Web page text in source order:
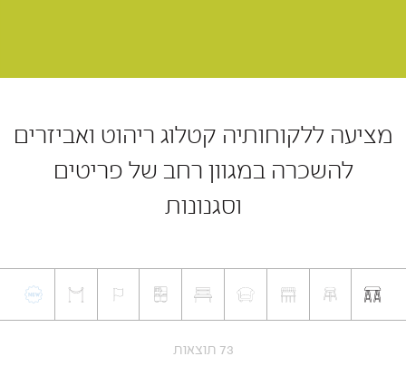
מציעה ללקוחותיה קטלוג ריהוט ואביזרים
להשכרה במגוון רחב של פריטים
וסגנונות
73 תוצאות